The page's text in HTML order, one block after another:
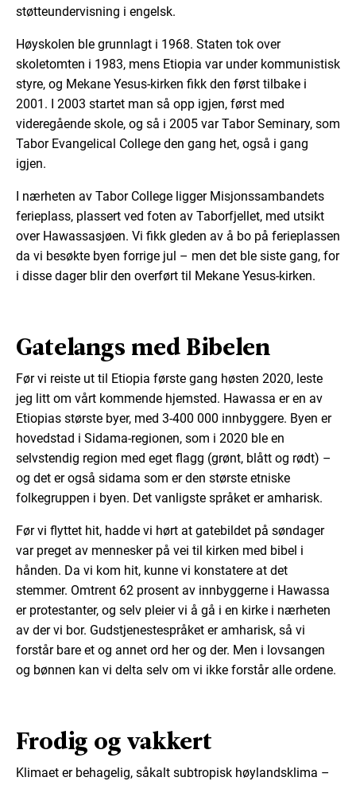
støtteundervisning i engelsk.
Høyskolen ble grunnlagt i 1968. Staten tok over
skoletomten i 1983, mens Etiopia var under kommunistisk
styre, og Mekane Yesus-kirken fikk den først tilbake i
2001. I 2003 startet man så opp igjen, først med
videregående skole, og så i 2005 var Tabor Seminary, som
Tabor Evangelical College den gang het, også i gang
igjen.
I nærheten av Tabor College ligger Misjonssambandets
ferieplass, plassert ved foten av Taborfjellet, med utsikt
over Hawassasjøen. Vi fikk gleden av å bo på ferieplassen
da vi besøkte byen forrige jul – men det ble siste gang, for
i disse dager blir den overført til Mekane Yesus-kirken.
Gatelangs med Bibelen
Før vi reiste ut til Etiopia første gang høsten 2020, leste
jeg litt om vårt kommende hjemsted. Hawassa er en av
Etiopias største byer, med 3-400 000 innbyggere. Byen er
hovedstad i Sidama-regionen, som i 2020 ble en
selvstendig region med eget flagg (grønt, blått og rødt) –
og det er også sidama som er den største etniske
folkegruppen i byen. Det vanligste språket er amharisk.
Før vi flyttet hit, hadde vi hørt at gatebildet på søndager
var preget av mennesker på vei til kirken med bibel i
hånden. Da vi kom hit, kunne vi konstatere at det
stemmer. Omtrent 62 prosent av innbyggerne i Hawassa
er protestanter, og selv pleier vi å gå i en kirke i nærheten
av der vi bor. Gudstjenestespråket er amharisk, så vi
forstår bare et og annet ord her og der. Men i lovsangen
og bønnen kan vi delta selv om vi ikke forstår alle ordene.
Frodig og vakkert
Klimaet er behagelig, såkalt subtropisk høylandsklima –